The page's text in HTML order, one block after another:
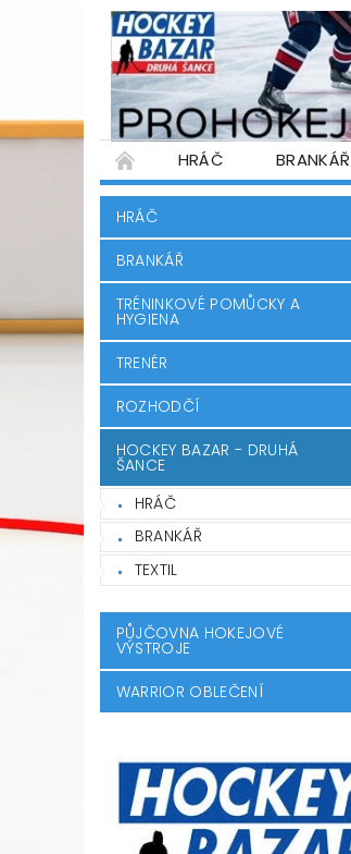
HRÁČ BRANKÁŘ
PŮJČOVNA HOKEJOVÉ
PODMÍNKY OCHRANY
HRÁČ
BRANKÁŘ
TRÉNINKOVÉ POMŮCKY A
HYGIENA
TRENÉR
ROZHODČÍ
HOCKEY BAZAR - DRUHÁ
ŠANCE
HRÁČ
BRANKÁŘ
TEXTIL
PŮJČOVNA HOKEJOVÉ
VÝSTROJE
WARRIOR OBLEČENÍ